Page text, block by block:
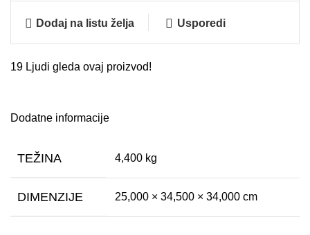
Dodaj na listu želja Usporedi
19 Ljudi gleda ovaj proizvod!
Dodatne informacije
TEŽINA 4,400 kg
DIMENZIJE 25,000 × 34,500 × 34,000 cm